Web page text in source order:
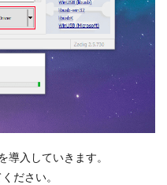
導入していきます。
ださい。